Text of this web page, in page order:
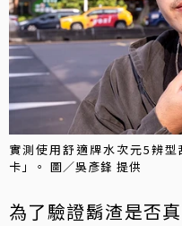
實測使用舒適牌水次元5辨
卡」。 圖／吳彥鋒 提供
為了驗證鬍渣是否